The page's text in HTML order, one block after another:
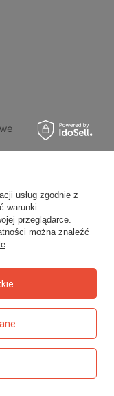
usług zgodnie z
warunki
przeglądarce.
można znaleźć
.